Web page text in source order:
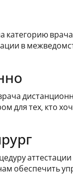
категорию
в
для тех, кто
аттестации
обеспечить